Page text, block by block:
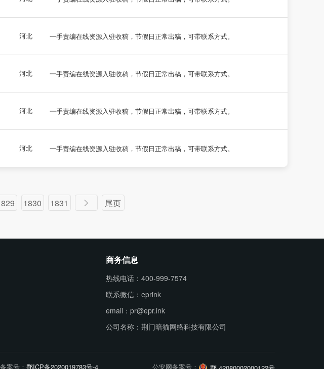
河北 一手责编在线资源入驻收稿，节假日正常出稿，可带联系方式。
河北 一手责编在线资源入驻收稿，节假日正常出稿，可带联系方式。
河北 一手责编在线资源入驻收稿，节假日正常出稿，可带联系方式。
河北 一手责编在线资源入驻收稿，节假日正常出稿，可带联系方式。
1830 1831 尾页
商务信息
热线电话：400-999-7574
联系微信：eprink
email：pr@epr.ink
公司名称：荆门暗猫网络科技有限公司
案号： 鄂ICP备2020019783号-4 公安网备案号：